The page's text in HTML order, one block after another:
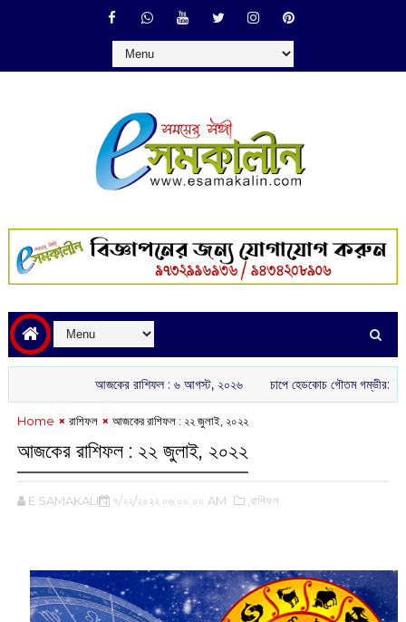
আজকের রাশিফল :‌ ‌‌৬ আগস্ট, ২০২৬ চাপে হেডকোচ গৌতম গম্ভীর: ইংল্যান্ড-
Home রাশিফল আজকের রাশিফল : ২২ জুলাই, ২০২২
আজকের রাশিফল : ২২ জুলাই, ২০২২
E SAMAKALIN ৭/২২/২০২২ ০৬:০০:০০ AM ,রাশিফল